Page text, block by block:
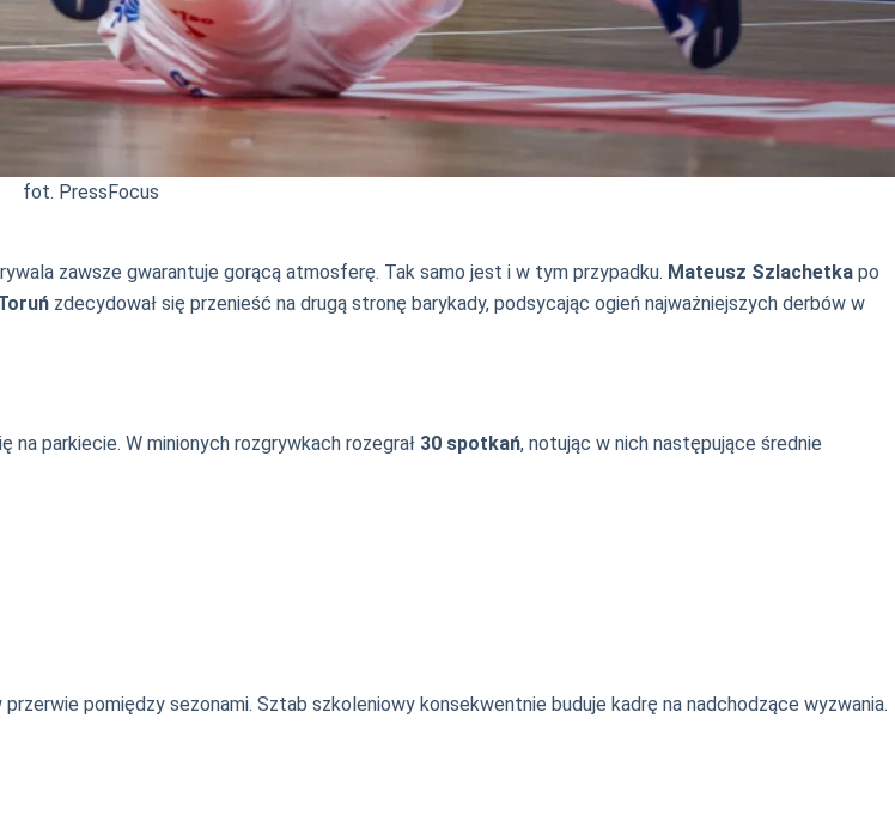
fot. PressFocus
zawsze gwarantuje gorącą atmosferę. Tak samo jest i w tym przypadku. Mateusz Szlachetka po
zdecydował się przenieść na drugą stronę barykady, podsycając ogień najważniejszych derbów w
na parkiecie. W minionych rozgrywkach rozegrał 30 spotkań, notując w nich następujące średnie
przerwie pomiędzy sezonami. Sztab szkoleniowy konsekwentnie buduje kadrę na nadchodzące wyzwania.